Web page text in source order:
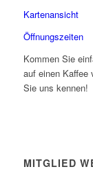
Kartenansicht
Öffnungszeiten
Kommen Sie
auf einen Kaffee
Sie uns kennen!
MITGLIED